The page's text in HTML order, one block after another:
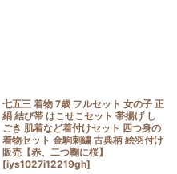
七五三 着物 7歳 フルセット 女の子 正
絹 結び帯 はこせこセット 帯揚げ し
ごき 肌着など着付けセット 四つ身の
着物セット 金駒刺繍 古典柄 絵羽付け
販売【赤、二つ鞠に桜】
[iys1027i12219gh]